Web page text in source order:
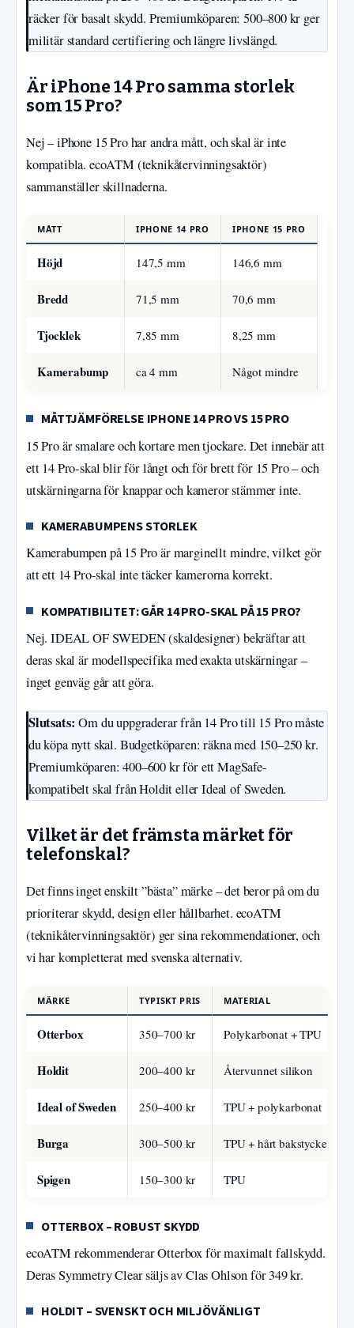
räcker för basalt skydd. Premiumköparen: 500–800 kr ger
militär standard certifiering och längre livslängd.
Är iPhone 14 Pro samma storlek
som 15 Pro?
Nej – iPhone 15 Pro har andra mått, och skal är inte
kompatibla. ecoATM (teknikåtervinningsaktör)
sammanställer skillnaderna.
MÅTT IPHONE 14 PRO IPHONE 15 PRO
Höjd 147,5 mm 146,6 mm
Bredd 71,5 mm 70,6 mm
Tjocklek 7,85 mm 8,25 mm
Kamerabump ca 4 mm Något mindre
MÅTTJÄMFÖRELSE IPHONE 14 PRO VS 15 PRO
15 Pro är smalare och kortare men tjockare. Det innebär att
ett 14 Pro-skal blir för långt och för brett för 15 Pro – och
utskärningarna för knappar och kameror stämmer inte.
KAMERABUMPENS STORLEK
Kamerabumpen på 15 Pro är marginellt mindre, vilket gör
att ett 14 Pro-skal inte täcker kamerorna korrekt.
KOMPATIBILITET: GÅR 14 PRO-SKAL PÅ 15 PRO?
Nej. IDEAL OF SWEDEN (skaldesigner) bekräftar att
deras skal är modellspecifika med exakta utskärningar –
inget genväg går att göra.
Slutsats: Om du uppgraderar från 14 Pro till 15 Pro måste
du köpa nytt skal. Budgetköparen: räkna med 150–250 kr.
Premiumköparen: 400–600 kr för ett MagSafe-
kompatibelt skal från Holdit eller Ideal of Sweden.
Vilket är det främsta märket för
telefonskal?
Det finns inget enskilt ”bästa” märke – det beror på om du
prioriterar skydd, design eller hållbarhet. ecoATM
(teknikåtervinningsaktör) ger sina rekommendationer, och
vi har kompletterat med svenska alternativ.
MÄRKE TYPISKT PRIS MATERIAL
Otterbox 350–700 kr Polykarbonat + TPU
Holdit 200–400 kr Återvunnet silikon
Ideal of Sweden 250–400 kr TPU + polykarbonat
Burga 300–500 kr TPU + hårt bakstycke
Spigen 150–300 kr TPU
OTTERBOX – ROBUST SKYDD
ecoATM rekommenderar Otterbox för maximalt fallskydd.
Deras Symmetry Clear säljs av Clas Ohlson för 349 kr.
HOLDIT – SVENSKT OCH MILJÖVÄNLIGT